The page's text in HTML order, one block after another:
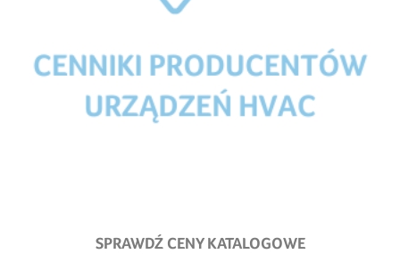
SPRAWDŹ CENY KATALOGOWE